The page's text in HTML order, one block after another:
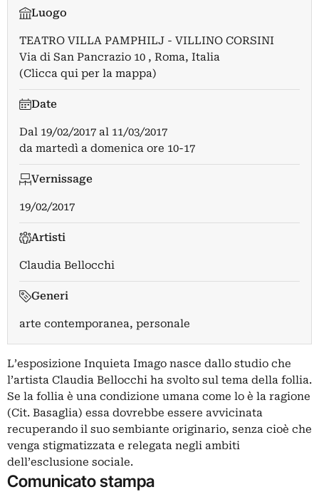
Luogo
TEATRO VILLA PAMPHILJ - VILLINO CORSINI
Via di San Pancrazio 10 , Roma, Italia
(Clicca qui per la mappa)
Date
Dal 19/02/2017 al 11/03/2017
da martedì a domenica ore 10-17
Vernissage
19/02/2017
Artisti
Claudia Bellocchi
Generi
arte contemporanea, personale
L’esposizione Inquieta Imago nasce dallo studio che
l’artista Claudia Bellocchi ha svolto sul tema della follia.
Se la follia è una condizione umana come lo è la ragione
(Cit. Basaglia) essa dovrebbe essere avvicinata
recuperando il suo sembiante originario, senza cioè che
venga stigmatizzata e relegata negli ambiti
dell’esclusione sociale.
Comunicato stampa